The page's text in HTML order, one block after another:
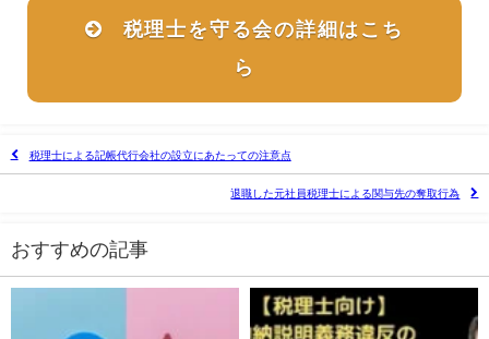
税理士を守る会の詳細はこち
ら
税理士による記帳代行会社の設立にあたっての注意点
退職した元社員税理士による関与先の奪取行為
おすすめの記事